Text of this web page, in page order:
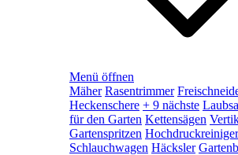
Menü öffnen
Mäher Rasentrimmer
Heckenschere + 9 nächste
für den Garten Kettensägen
Gartenspritzen Hochdruckreiniger
Schlauchwagen Häcksler